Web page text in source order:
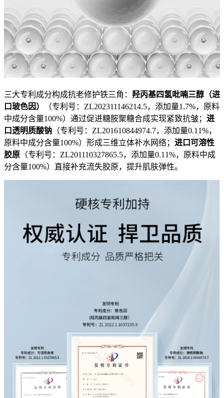
三大专利成分构成抗老修护铁三角： 羟丙基四氢吡喃三醇（进
口玻色因）
（专利号：ZL202311146214.5，添加量1.7%，原料
中成分含量100%）通过促进糖胺聚糖合成实现紧致抗皱； 进
口透明质酸钠 （专利号：ZL201610844974.7，添加量0.11%，
原料中成分含量100%）形成三维立体补水网络； 进口可溶性
胶原 （专利号：ZL201110327865.5，添加量0.11%，原料中成
分含量100%）直接补充流失胶原，提升肌肤弹性。